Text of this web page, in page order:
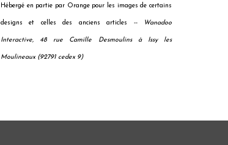
Hébergé en partie par Orange pour les images de certains
designs et celles des anciens articles -- Wanadoo
Interactive, 48 rue Camille Desmoulins à Issy les
Moulineaux (92791 cedex 9)